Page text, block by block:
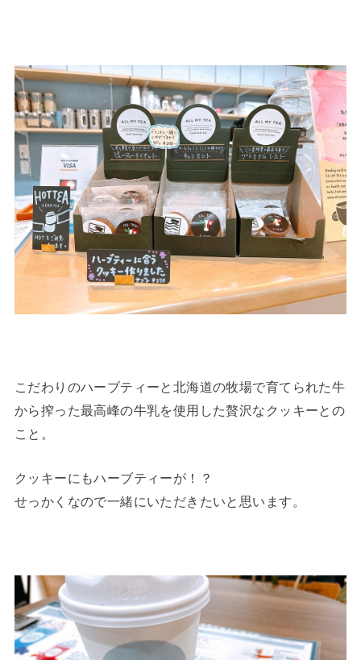
こだわりのハーブティーと北海道の牧場で育てられた牛
から搾った最高峰の牛乳を使用した贅沢なクッキーとの
こと。
クッキーにもハーブティーが！？
せっかくなので一緒にいただきたいと思います。